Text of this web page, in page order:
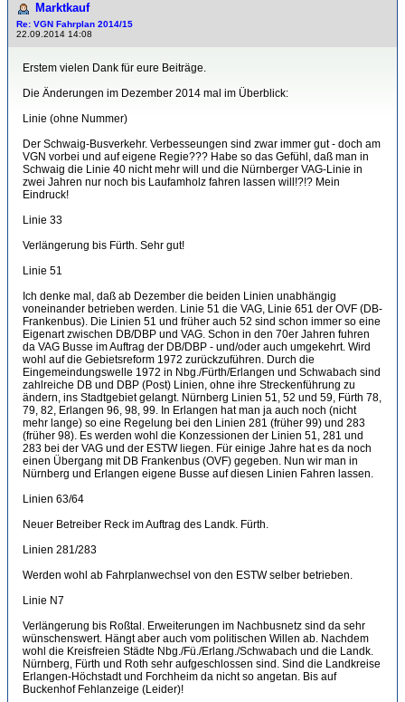
Marktkauf
Re: VGN Fahrplan 2014/15
22.09.2014 14:08
Erstem vielen Dank für eure Beiträge.
Die Änderungen im Dezember 2014 mal im Überblick:
Linie (ohne Nummer)
Der Schwaig-Busverkehr. Verbesseungen sind zwar immer gut - doch am
VGN vorbei und auf eigene Regie??? Habe so das Gefühl, daß man in
Schwaig die Linie 40 nicht mehr will und die Nürnberger VAG-Linie in
zwei Jahren nur noch bis Laufamholz fahren lassen will!?!? Mein
Eindruck!
Linie 33
Verlängerung bis Fürth. Sehr gut!
Linie 51
Ich denke mal, daß ab Dezember die beiden Linien unabhängig
voneinander betrieben werden. Linie 51 die VAG, Linie 651 der OVF (DB-
Frankenbus). Die Linien 51 und früher auch 52 sind schon immer so eine
Eigenart zwischen DB/DBP und VAG. Schon in den 70er Jahren fuhren
da VAG Busse im Auftrag der DB/DBP - und/oder auch umgekehrt. Wird
wohl auf die Gebietsreform 1972 zurückzuführen. Durch die
Eingemeindungswelle 1972 in Nbg./Fürth/Erlangen und Schwabach sind
zahlreiche DB und DBP (Post) Linien, ohne ihre Streckenführung zu
ändern, ins Stadtgebiet gelangt. Nürnberg Linien 51, 52 und 59, Fürth 78,
79, 82, Erlangen 96, 98, 99. In Erlangen hat man ja auch noch (nicht
mehr lange) so eine Regelung bei den Linien 281 (früher 99) und 283
(früher 98). Es werden wohl die Konzessionen der Linien 51, 281 und
283 bei der VAG und der ESTW liegen. Für einige Jahre hat es da noch
einen Übergang mit DB Frankenbus (OVF) gegeben. Nun wir man in
Nürnberg und Erlangen eigene Busse auf diesen Linien Fahren lassen.
Linien 63/64
Neuer Betreiber Reck im Auftrag des Landk. Fürth.
Linien 281/283
Werden wohl ab Fahrplanwechsel von den ESTW selber betrieben.
Linie N7
Verlängerung bis Roßtal. Erweiterungen im Nachbusnetz sind da sehr
wünschenswert. Hängt aber auch vom politischen Willen ab. Nachdem
wohl die Kreisfreien Städte Nbg./Fü./Erlang./Schwabach und die Landk.
Nürnberg, Fürth und Roth sehr aufgeschlossen sind. Sind die Landkreise
Erlangen-Höchstadt und Forchheim da nicht so angetan. Bis auf
Buckenhof Fehlanzeige (Leider)!